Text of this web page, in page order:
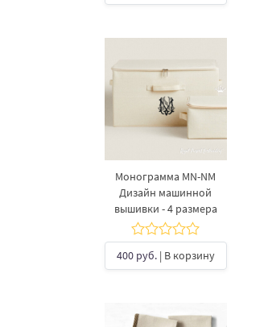
Монограмма MN-NM
Дизайн машинной
вышивки - 4 размера
400 руб.| В корзину